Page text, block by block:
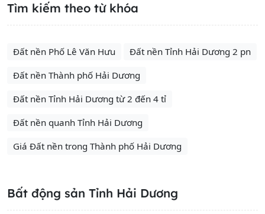
Tìm kiếm theo từ khóa
Đất nền Phố Lê Văn Hưu
Đất nền Tỉnh Hải Dương 2 pn
Đất nền Thành phố Hải Dương
Đất nền Tỉnh Hải Dương từ 2 đến 4 tỉ
Đất nền quanh Tỉnh Hải Dương
Giá Đất nền trong Thành phố Hải Dương
Bất động sản Tỉnh Hải Dương